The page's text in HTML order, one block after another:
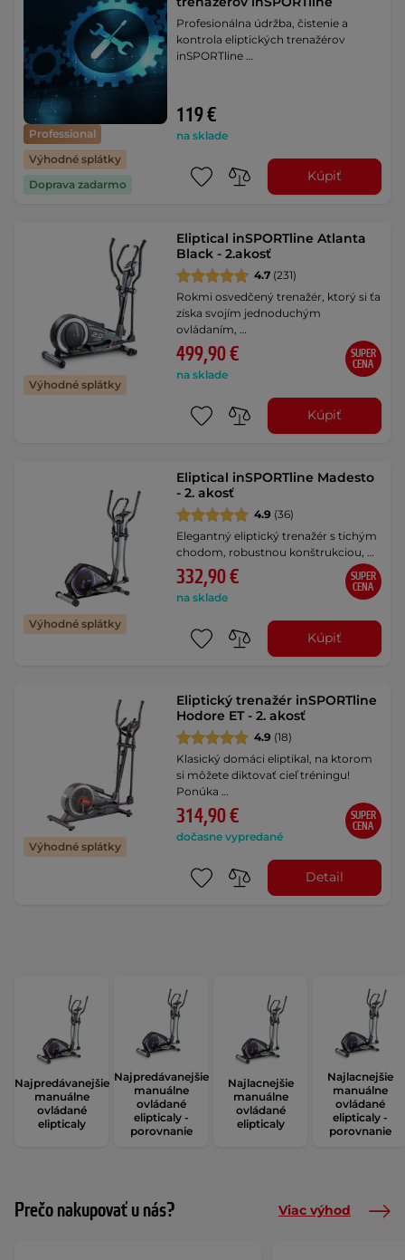
Professional
Výhodné splátky
Doprava zadarmo
Profesionálna údržba, čistenie a
kontrola eliptických trenažérov
inSPORTline …
119 €
na sklade
Kúpiť
Výhodné splátky
Eliptical inSPORTline Atlanta
Black - 2.akosť
4.7 (231)
Rokmi osvedčený trenažér, ktorý si ťa
získa svojím jednoduchým
ovládaním, …
499,90 €
na sklade
SUPER
CENA
Kúpiť
Výhodné splátky
Eliptical inSPORTline Madesto
- 2. akosť
4.9 (36)
Elegantný eliptický trenažér s tichým
chodom, robustnou konštrukciou, …
332,90 €
na sklade
SUPER
CENA
Kúpiť
Výhodné splátky
Eliptický trenažér inSPORTline
Hodore ET - 2. akosť
4.9 (18)
Klasický domáci eliptikal, na ktorom
si môžete diktovať cieľ tréningu!
Ponúka …
314,90 €
dočasne vypredané
SUPER
CENA
Detail
Najpredávanejšie
manuálne
ovládané
elipticaly
Najpredávanejšie
manuálne
ovládané
elipticaly -
porovnanie
Najlacnejšie
manuálne
ovládané
elipticaly
Najlacnejšie
manuálne
ovládané
elipticaly -
porovnanie
Prečo nakupovať u nás? Viac výhod